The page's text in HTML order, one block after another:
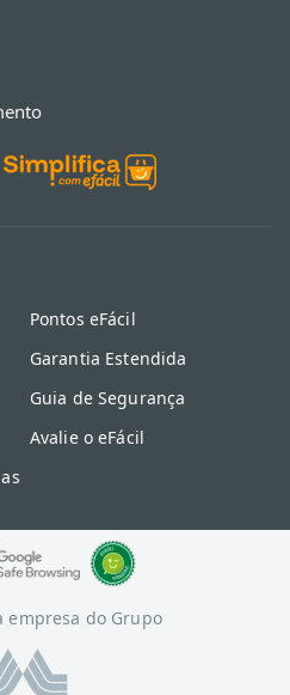
Pontos eFácil
Garantia Estendida
Guia de Segurança
Avalie o eFácil
empresa do Grupo